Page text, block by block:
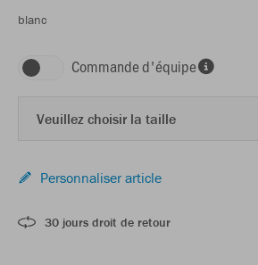
blanc
Commande d'équipe
Veuillez choisir la taille
Personnaliser article
30 jours droit de retour